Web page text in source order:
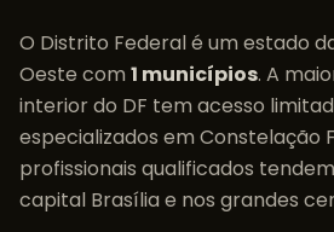
O Distrito Federalé um estado
Oeste com 1 municípios. A
interior do DF tem acesso
especializados em Constelação
profissionais qualificados
capital Brasília e nos grandes